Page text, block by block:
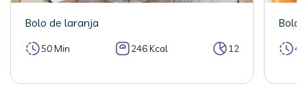
Bolo de laranja
50 Min 246 Kcal 12
Bolo